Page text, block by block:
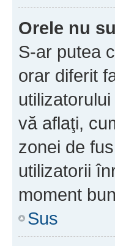
Orele nu
S-ar putea
orar diferit
vă aflaţi,
zonei de
utilizatorii
moment
Sus